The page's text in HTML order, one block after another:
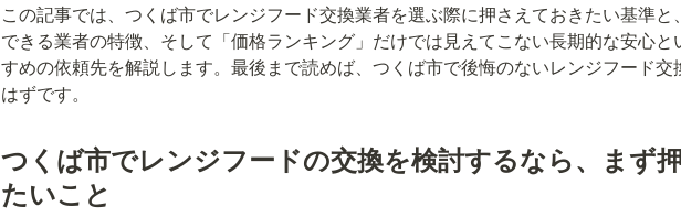
この記事では、つくば市でレンジフード交換業者を選ぶ際に押さえておきたい基準
できる業者の特徴、そして「価格ランキング」だけでは見えてこない長期的な安心と
すめの依頼先を解説します。最後まで読めば、つくば市で後悔のないレンジフード交
はずです。
つくば市でレンジフードの交換を検討するなら、まず
たいこと